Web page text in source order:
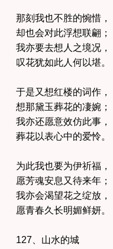
那刻我也不胜的惋惜，
却也会对此浮想联翩；
我亦要去想人之境况，
叹花犹如此人何以堪。
于是又想红楼的词作，
想那黛玉葬花的凄婉；
我亦还愿意效仿此事，
葬花以表心中的爱怜。
为此我也要为伊祈福，
愿芳魂安息又待来年；
我亦会渴望花之绽放，
愿青春久长明媚鲜妍。
127、山水的城